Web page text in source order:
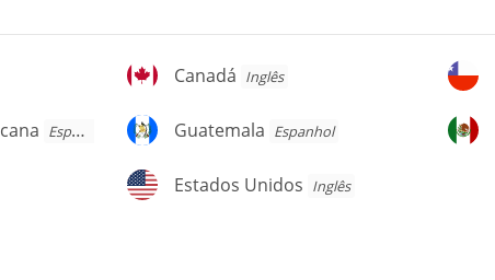
Canadá
Canadá Inglês
Espanhol Guatemala
Guatemala Espanhol
Estados
Estados Unidos Inglês